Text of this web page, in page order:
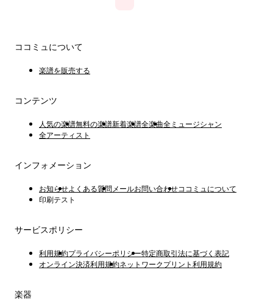
ココミュについて
楽譜を販売する
コンテンツ
人気の楽譜無料の楽譜新着楽譜全楽曲全ミュージシャン
全アーティスト
インフォメーション
お知らせよくある質問 メールお問い合わせココミュについて
印刷テスト
サービスポリシー
利用規約プライバシーポリシー特定商取引法に基づく表記
オンライン決済利用規約ネットワークプリント利用規約
楽器